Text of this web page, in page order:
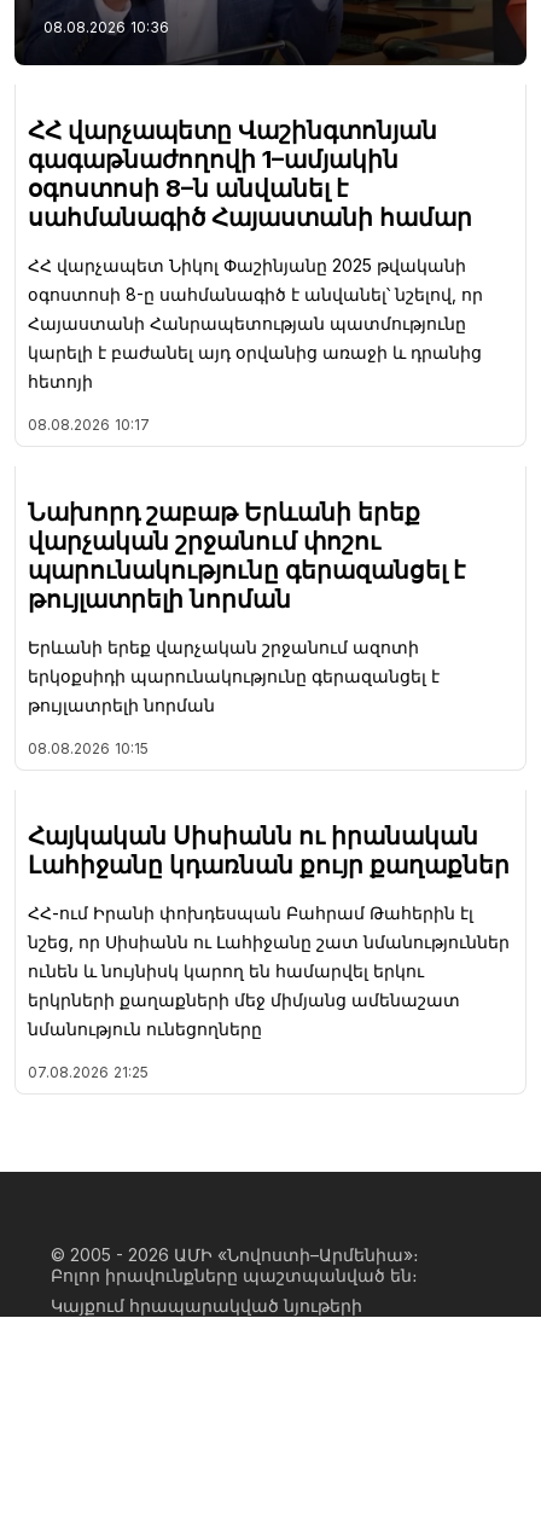
08.08.2026 10:36
ՀՀ վարչապետը Վաշինգտոնյան
գագաթնաժողովի 1–ամյակին
օգոստոսի 8–ն անվանել է
սահմանագիծ Հայաստանի համար
ՀՀ վարչապետ Նիկոլ Փաշինյանը 2025 թվականի
օգոստոսի 8-ը սահմանագիծ է անվանել՝ նշելով, որ
Հայաստանի Հանրապետության պատմությունը
կարելի է բաժանել այդ օրվանից առաջի և դրանից
հետոյի
08.08.2026 10:17
Նախորդ շաբաթ Երևանի երեք
վարչական շրջանում փոշու
պարունակությունը գերազանցել է
թույլատրելի նորման
Երևանի երեք վարչական շրջանում ազոտի
երկօքսիդի պարունակությունը գերազանցել է
թույլատրելի նորման
08.08.2026 10:15
Հայկական Սիսիանն ու իրանական
Լահիջանը կդառնան քույր քաղաքներ
ՀՀ-ում Իրանի փոխդեսպան Բահրամ Թահերին էլ
նշեց, որ Սիսիանն ու Լահիջանը շատ նմանություններ
ունեն և նույնիսկ կարող են համարվել երկու
երկրների քաղաքների մեջ միմյանց ամենաշատ
նմանություն ունեցողները
07.08.2026 21:25
© 2005 - 2026 ԱՄԻ «Նովոստի–Արմենիա»։
Բոլոր իրավունքները պաշտպանված են։
Կայքում հրապարակված նյութերի